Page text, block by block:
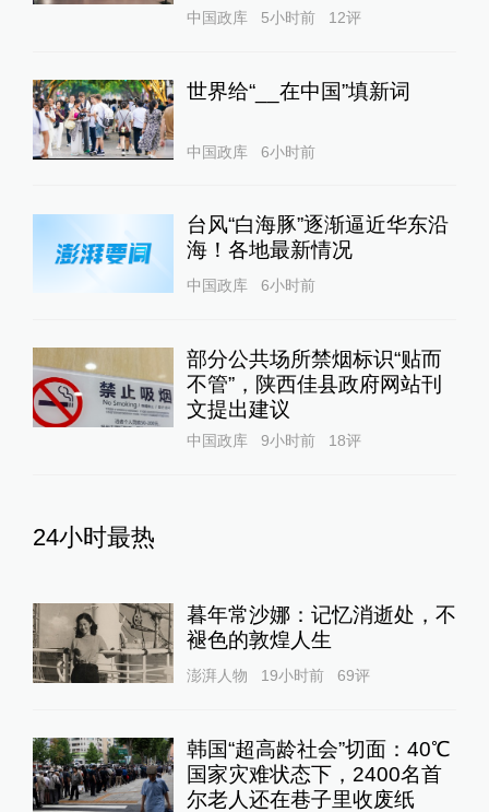
中国政库 5小时前 12评
世界给“__在中国”填新词
中国政库 6小时前
台风“白海豚”逐渐逼近华东沿
海！各地最新情况
中国政库 6小时前
部分公共场所禁烟标识“贴而
不管”，陕西佳县政府网站刊
文提出建议
中国政库 9小时前 18评
24小时最热
暮年常沙娜：记忆消逝处，不
褪色的敦煌人生
澎湃人物 19小时前 69评
韩国“超高龄社会”切面：40℃
国家灾难状态下，2400名首
尔老人还在巷子里收废纸